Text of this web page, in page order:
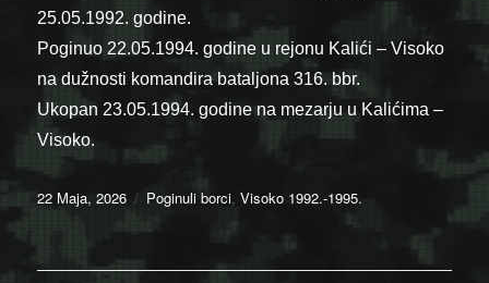
25.05.1992. godine.
Poginuo 22.05.1994. godine u rejonu Kalići – Visoko
na dužnosti komandira bataljona 316. bbr.
Ukopan 23.05.1994. godine na mezarju u Kalićima –
Visoko.
Posted
22 Maja, 2026 Categories
Poginuli borci,Visoko 1992.-1995.